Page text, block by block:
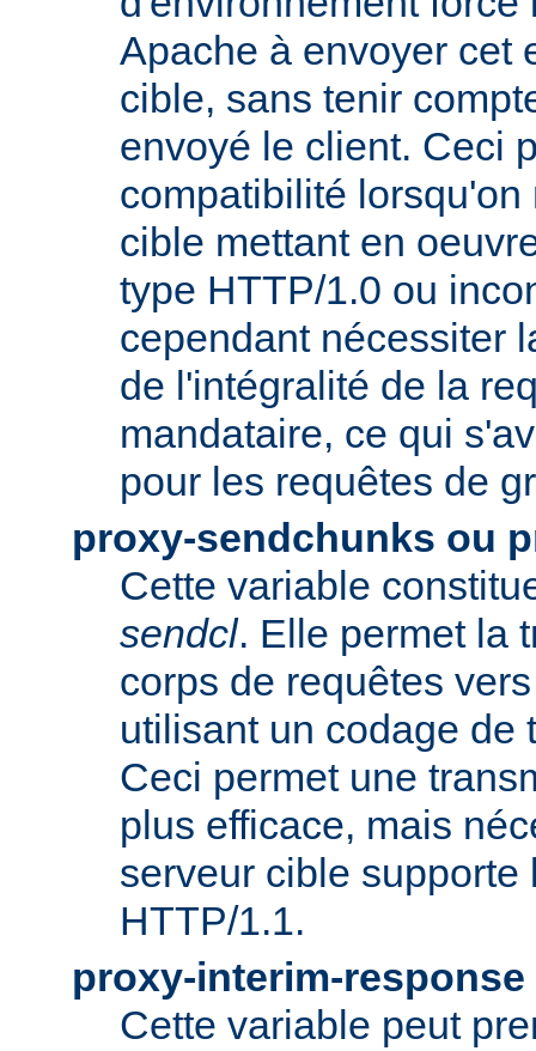
Apache à envoyer cet
cible, sans tenir
envoyé le client. Ceci
compatibilité
cible mettant en
type HTTP/1.0 ou
cependant nécessiter
de l'intégralité de la
mandataire, ce qui
pour les requêtes de
proxy-sendchunks ou
Cette variable
sendcl. Elle permet la
corps de requêtes
utilisant un codage de
Ceci permet une
plus efficace, mais
serveur cible supporte
HTTP/1.1.
proxy-interim-response
Cette variable peut